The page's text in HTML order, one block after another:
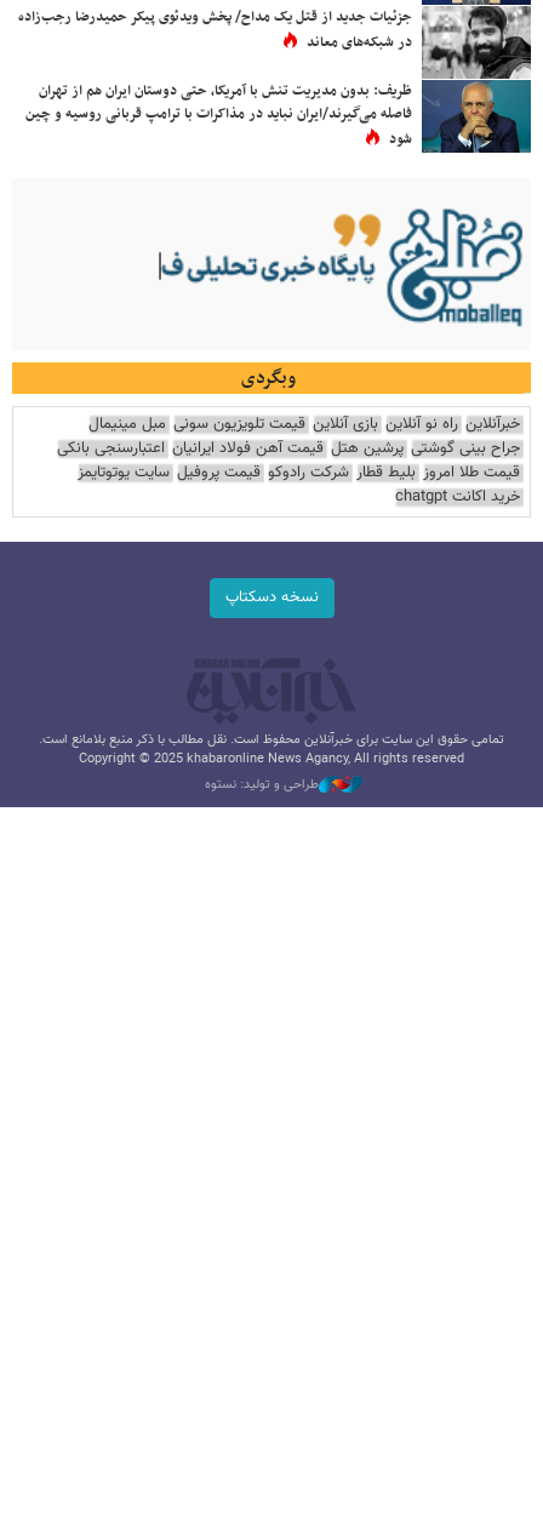
جزئیات جدید از قتل یک مداح/ پخش ویدئوی پیکر حمیدرضا رجب‌زاده
در شبکه‌های معاند
ظریف: بدون مدیریت تنش با آمریکا، حتی دوستان ایران هم از تهران
فاصله می‌گیرند/ایران نباید در مذاکرات با ترامپ قربانی روسیه و چین
شود
وبگردی
خبرآنلاین راه نو آنلاین بازی آنلاین قیمت تلویزیون سونی مبل مینیمال
جراح بینی گوشتی پرشین هتل قیمت آهن فولاد ایرانیان اعتبارسنجی بانکی
قیمت طلا امروز بلیط قطار شرکت رادوکو قیمت پروفیل سایت یوتوتایمز
خرید اکانت chatgpt
نسخه دسکتاپ
تمامی حقوق این سایت برای خبرآنلاین محفوظ است. نقل مطالب با ذکر منبع بلامانع است.
Copyright © 2025 khabaronline News Agancy, All rights reserved
طراحی و تولید: نستوه